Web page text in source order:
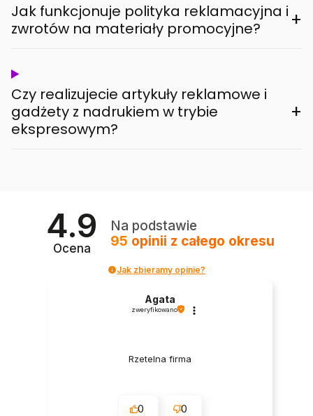
Jak funkcjonuje polityka reklamacyjna i
zwrotów na materiały promocyjne?
+
Czy realizujecie artykuły reklamowe i
gadżety z nadrukiem w trybie
ekspresowym?
+
4.9
Ocena
Na podstawie
95 opinii z całego okresu
Jak zbieramy opinie?
Agata
zweryfikowano
Rzetelna firma
0 0